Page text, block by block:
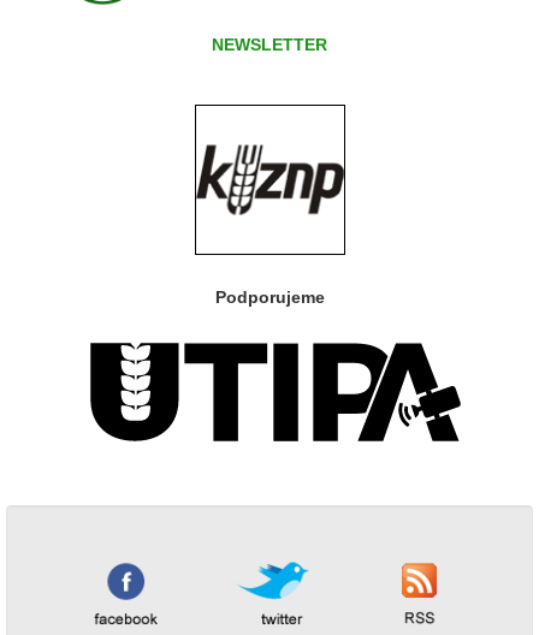
NEWSLETTER
Podporujeme